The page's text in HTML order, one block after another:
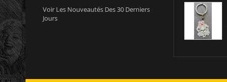
Voir Les Nouveautés Des 30 Derniers
Jours